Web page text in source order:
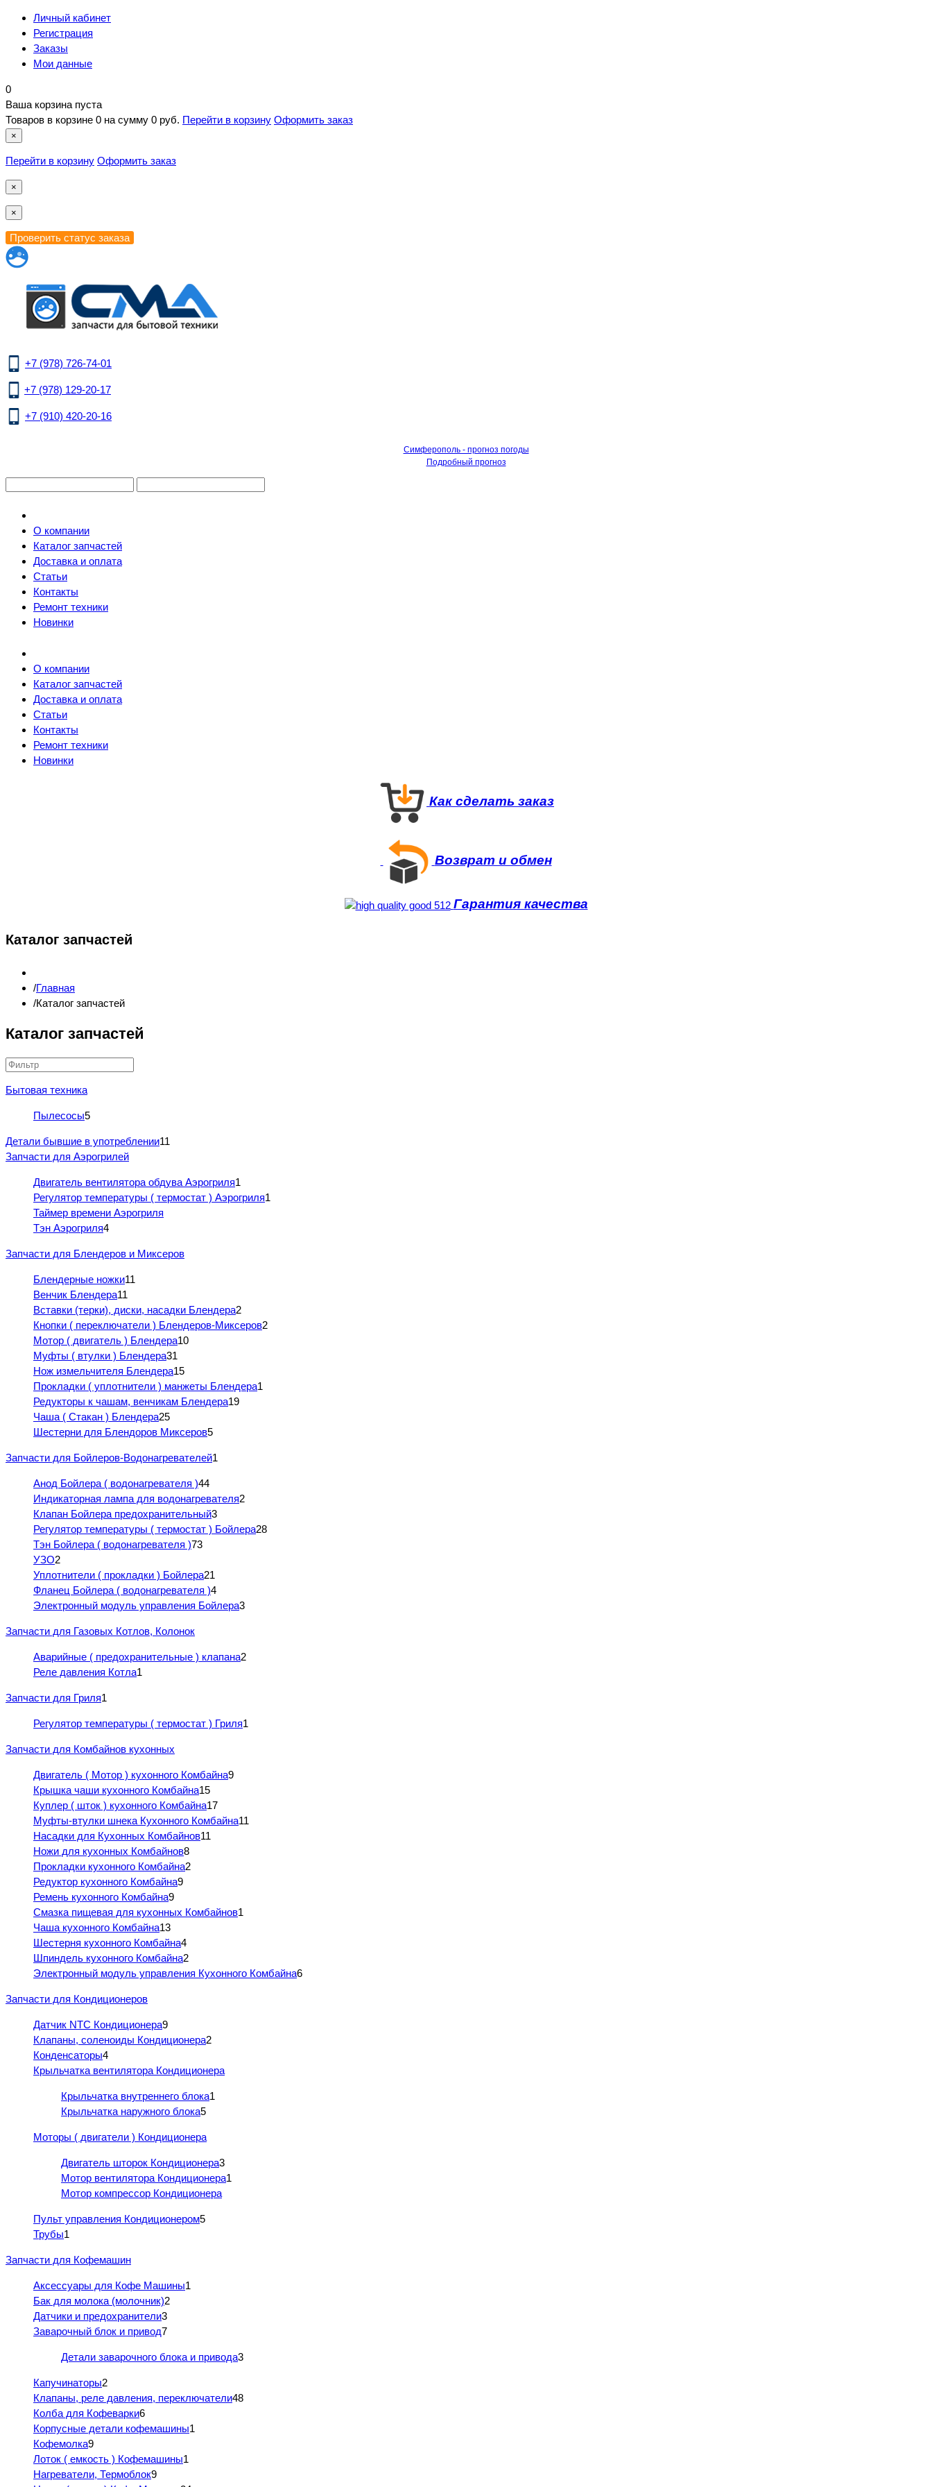
Личный кабинет
Регистрация
Заказы
Мои данные
0
Ваша корзина пуста
Товаров в корзине 0 на сумму 0 руб. Перейти в корзину Оформить заказ
×
Перейти в корзину Оформить заказ
×
×
+7 (978) 726-74-01
+7 (978) 129-20-17
+7 (910) 420-20-16
Симферополь - прогноз погоды
Подробный прогноз
О компании
Каталог запчастей
Доставка и оплата
Статьи
Контакты
Ремонт техники
Новинки
О компании
Каталог запчастей
Доставка и оплата
Статьи
Контакты
Ремонт техники
Новинки
Как сделать заказ
Возврат и обмен
Гарантия качества
Каталог запчастей
Главная
Каталог запчастей
Каталог запчастей
Бытовая техника
Пылесосы5
Детали бывшие в употреблении11
Запчасти для Аэрогрилей
Двигатель вентилятора обдува Аэрогриля1
Регулятор температуры ( термостат ) Аэрогриля1
Таймер времени Аэрогриля
Тэн Аэрогриля4
Запчасти для Блендеров и Миксеров
Блендерные ножки11
Венчик Блендера11
Вставки (терки), диски, насадки Блендера2
Кнопки ( переключатели ) Блендеров-Миксеров2
Мотор ( двигатель ) Блендера10
Муфты ( втулки ) Блендера31
Нож измельчителя Блендера15
Прокладки ( уплотнители ) манжеты Блендера1
Редукторы к чашам, венчикам Блендера19
Чаша ( Стакан ) Блендера25
Шестерни для Блендоров Миксеров5
Запчасти для Бойлеров-Водонагревателей1
Анод Бойлера ( водонагревателя )44
Индикаторная лампа для водонагревателя2
Клапан Бойлера предохранительный3
Регулятор температуры ( термостат ) Бойлера28
Тэн Бойлера ( водонагревателя )73
УЗО2
Уплотнители ( прокладки ) Бойлера21
Фланец Бойлера ( водонагревателя )4
Электронный модуль управления Бойлера3
Запчасти для Газовых Котлов, Колонок
Аварийные ( предохранительные ) клапана2
Реле давления Котла1
Запчасти для Гриля1
Регулятор температуры ( термостат ) Гриля1
Запчасти для Комбайнов кухонных
Двигатель ( Мотор ) кухонного Комбайна9
Крышка чаши кухонного Комбайна15
Куплер ( шток ) кухонного Комбайна17
Муфты-втулки шнека Кухонного Комбайна11
Насадки для Кухонных Комбайнов11
Ножи для кухонных Комбайнов8
Прокладки кухонного Комбайна2
Редуктор кухонного Комбайна9
Ремень кухонного Комбайна9
Смазка пищевая для кухонных Комбайнов1
Чаша кухонного Комбайна13
Шестерня кухонного Комбайна4
Шпиндель кухонного Комбайна2
Электронный модуль управления Кухонного Комбайна6
Запчасти для Кондиционеров
Датчик NTC Кондиционера9
Клапаны, соленоиды Кондиционера2
Конденсаторы4
Крыльчатка вентилятора Кондиционера
Крыльчатка внутреннего блока1
Крыльчатка наружного блока5
Моторы ( двигатели ) Кондиционера
Двигатель шторок Кондиционера3
Мотор вентилятора Кондиционера1
Мотор компрессор Кондиционера
Пульт управления Кондиционером5
Трубы1
Запчасти для Кофемашин
Аксессуары для Кофе Машины1
Бак для молока (молочник)2
Датчики и предохранители3
Заварочный блок и привод7
Детали заварочного блока и привода3
Капучинаторы2
Клапаны, реле давления, переключатели48
Колба для Кофеварки6
Корпусные детали кофемашины1
Кофемолка9
Лоток ( емкость ) Кофемашины1
Нагреватели, Термоблок9